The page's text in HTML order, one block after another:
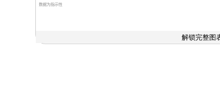
数据为指示性
解锁完整图